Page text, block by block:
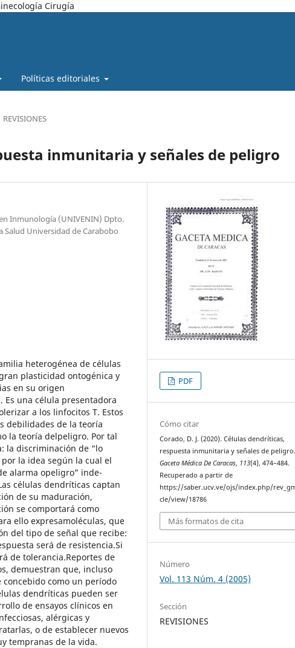
Cirugía
Políticas editoriales
REVISIONES
inmunitaria y señales de peligro
Inmunología (UNIVENIN) Dpto.
Salud Universidad de Carabobo
heterogénea de células
plasticidad ontogénica y
en su origen
una célula presentadora
a los linfocitos T. Estos
debilidades de la teoría
la teoría delpeligro. Por tal
la discriminación de “lo
la idea según la cual el
alarma opeligro” inde-
células dendríticas captan
de su maduración,
se comportará como
ello expresamoléculas, que
del tipo de señal que recibe:
será de resistencia.Si
de tolerancia.Reportes de
demuestran que, incluso
como un período
dendríticas pueden ser
de ensayos clínicos en
alérgicas y
o de establecer nuevos
tempranas de la vida.
PDF
Cómo citar
Corado, D. J. (2020). Células dendríticas,
respuesta inmunitaria y señales de peligro.
Gaceta Médica De Caracas, 113(4), 474–484.
Recuperado a partir de
https://saber.ucv.ve/ojs/index.php/
cle/view/18786
Más formatos de cita
Número
Vol. 113 Núm. 4 (2005)
Sección
REVISIONES